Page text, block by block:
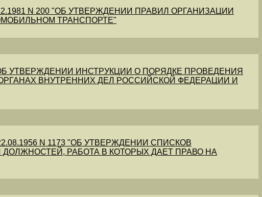
N 200 "ОБ УТВЕРЖДЕНИИ ПРАВИЛ ОРГАНИЗАЦИИ
ТРАНСПОРТЕ"
"ОБ УТВЕРЖДЕНИИ ИНСТРУКЦИИ О ПОРЯДКЕ ПРОВЕДЕНИЯ
ВНУТРЕННИХ ДЕЛ РОССИЙСКОЙ ФЕДЕРАЦИИ И
N 1173 "ОБ УТВЕРЖДЕНИИ СПИСКОВ
РАБОТА В КОТОРЫХ ДАЕТ ПРАВО НА